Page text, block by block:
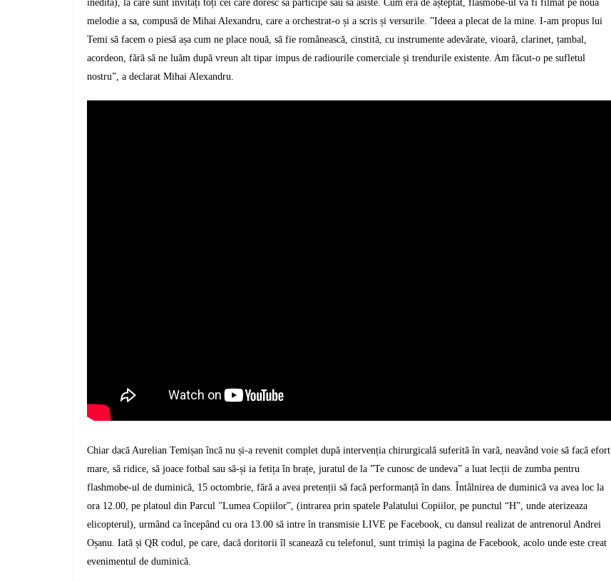
inedită), la care sunt invitați toți cei care doresc să participe sau să asiste. Cum era de așteptat, flasmobe-ul va fi filmat pe noua
melodie a sa, compusă de Mihai Alexandru, care a orchestrat-o și a scris și versurile. ”Ideea a plecat de la mine. I-am propus lui
Temi să facem o piesă așa cum ne place nouă, să fie românească, cinstită, cu instrumente adevărate, vioară, clarinet, țambal,
acordeon, fără să ne luăm după vreun alt tipar impus de radiourile comerciale și trendurile existente. Am făcut-o pe sufletul
nostru”, a declarat Mihai Alexandru.
Chiar dacă Aurelian Temișan încă nu și-a revenit complet după intervenția chirurgicală suferită în vară, neavând voie să facă efort
mare, să ridice, să joace fotbal sau să-și ia fetița în brațe, juratul de la ”Te cunosc de undeva” a luat lecții de zumba pentru
flashmobe-ul de duminică, 15 octombrie, fără a avea pretenții să facă performanță în dans. Întâlnirea de duminică va avea loc la
ora 12.00, pe platoul din Parcul ”Lumea Copiilor”, (intrarea prin spatele Palatului Copiilor, pe punctul “H”, unde aterizeaza
elicopterul), urmând ca începând cu ora 13.00 să intre în transmisie LIVE pe Facebook, cu dansul realizat de antrenorul Andrei
Oșanu. Iată și QR codul, pe care, dacă doritorii îl scanează cu telefonul, sunt trimiși la pagina de Facebook, acolo unde este creat
evenimentul de duminică.